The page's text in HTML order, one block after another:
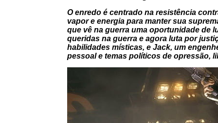
O enredo é centrado na resistência
vapor e energia para manter sua
que vê na guerra uma oportunidade de
queridas na guerra e agora luta por
habilidades místicas, e Jack, um
pessoal e temas políticos de opressão,